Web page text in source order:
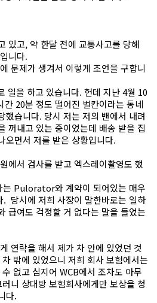
있고, 약 한달 전에 교통사고를 당해
니다.
문제가 생겨서 이렇게 조언을 구합니
을 하고 있습니다. 헌데 지난 4월 10
간 20분 정도 떨어진 벌칸이라는 동네
했습니다. 당시 저는 저의 밴에서 내려
꺼내고 있는 중이었는데 배송 받을 집
오면서 저를 받은 상황입니다.
에서 검사를 받고 엑스레이촬영도 했
는 Pulorator와 계약이 되어있는 매우
. 당시에 저희 사장이 말한바로는 일하
급여도 걱정할 거 없다는 말을 들었는
연락을 해서 제가 차 안에 있었던 것
밖에 있었으니 저희 회사 보험에서는
없고 심지어 WCB에서 조차도 아무
니 상대방 보험회사에게만 보상을 청
다.